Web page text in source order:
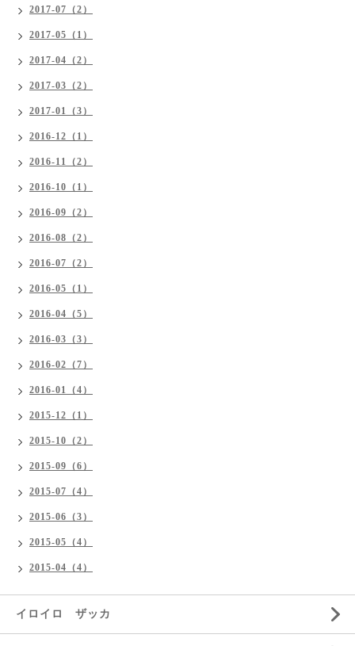
2017-07（2）
2017-05（1）
2017-04（2）
2017-03（2）
2017-01（3）
2016-12（1）
2016-11（2）
2016-10（1）
2016-09（2）
2016-08（2）
2016-07（2）
2016-05（1）
2016-04（5）
2016-03（3）
2016-02（7）
2016-01（4）
2015-12（1）
2015-10（2）
2015-09（6）
2015-07（4）
2015-06（3）
2015-05（4）
2015-04（4）
イロイロ ザッカ